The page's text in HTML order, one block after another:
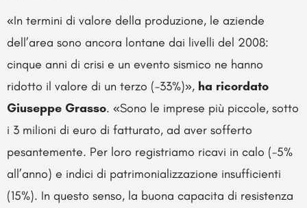
«In termini di valore della produzione, le aziende
dell’area sono ancora lontane dai livelli del 2008:
cinque anni di crisi e un evento sismico ne hanno
ridotto il valore di un terzo (-33%)», ha ricordato
Giuseppe Grasso. «Sono le imprese più piccole, sotto
i 3 milioni di euro di fatturato, ad aver sofferto
pesantemente. Per loro registriamo ricavi in calo (-5%
all’anno) e indici di patrimonializzazione insufficienti
(15%). In questo senso, la buona capacita di resistenza